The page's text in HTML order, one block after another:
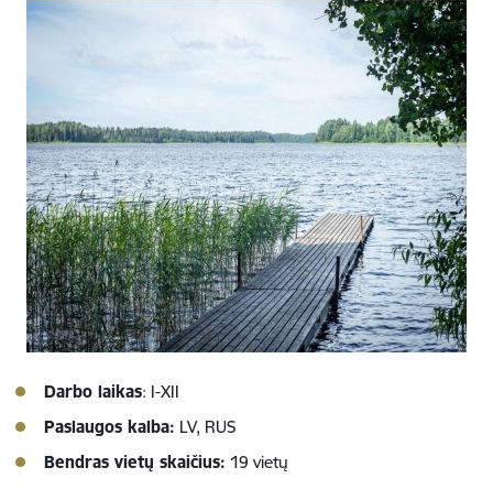
Darbo laikas: I-XII
Paslaugos kalba: LV, RUS
Bendras vietų skaičius: 19 vietų